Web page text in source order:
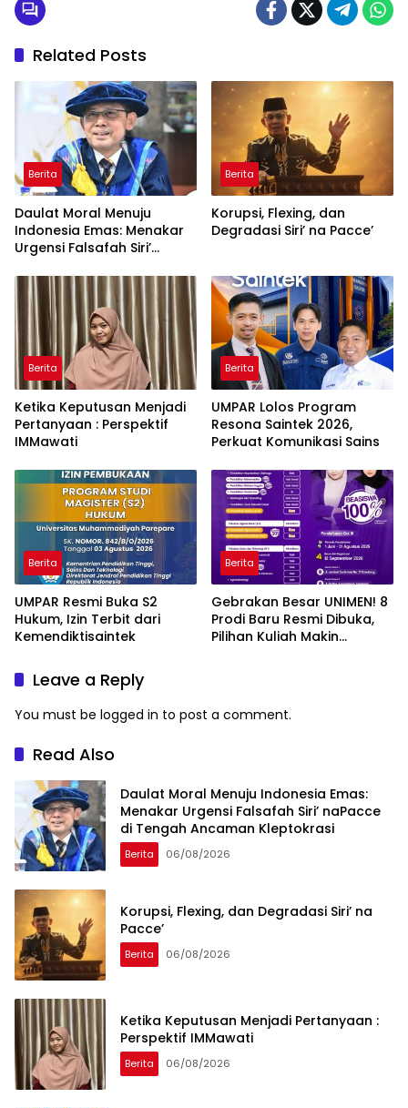
Related Posts
Berita
Daulat Moral Menuju
Indonesia Emas: Menakar
Urgensi Falsafah Siri’
Ancaman Kleptokrasi
Berita
Korupsi, Flexing, dan
Degradasi Siri’ na Pacce’
Berita
Ketika Keputusan Menjadi
Pertanyaan : Perspektif
IMMawati
Berita
UMPAR Lolos Program
Resona Saintek 2026,
Perkuat Komunikasi Sains
Berita
UMPAR Resmi Buka S2
Hukum, Izin Terbit dari
Kemendiktisaintek
Berita
Gebrakan Besar UNIMEN! 8
Prodi Baru Resmi Dibuka,
Pilihan Kuliah Makin
Leave a Reply
You must be logged in to post a comment.
Read Also
Daulat Moral Menuju Indonesia Emas:
Menakar Urgensi Falsafah Siri’ naPacce
di Tengah Ancaman Kleptokrasi
Berita 06/08/2026
Korupsi, Flexing, dan Degradasi Siri’ na
Pacce’
Berita 06/08/2026
Ketika Keputusan Menjadi Pertanyaan :
Perspektif IMMawati
Berita 06/08/2026